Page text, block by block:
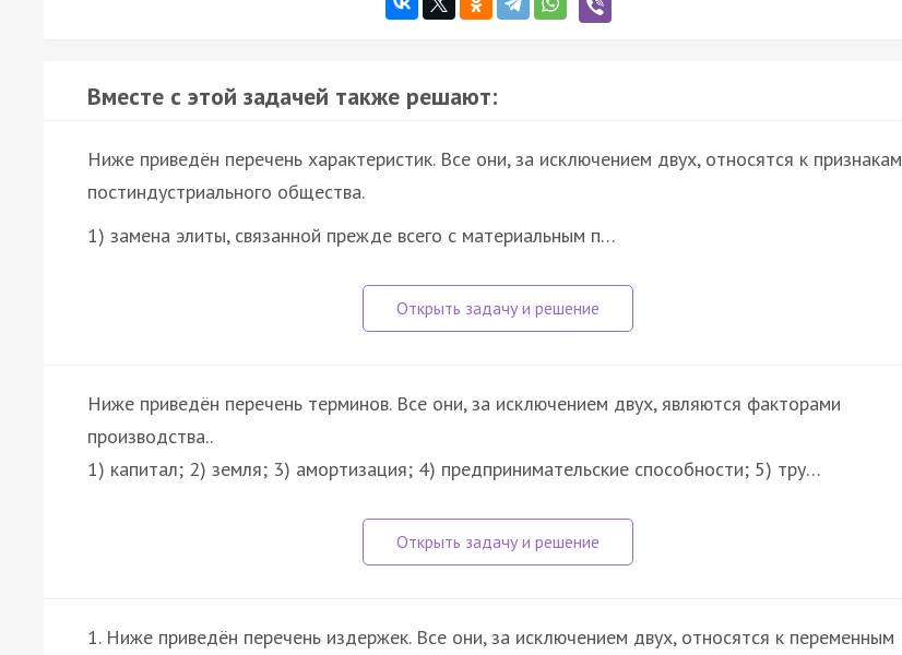
Вместе с этой задачей также решают:
Ниже приведён перечень характеристик. Все они, за исключением двух, относятся к признакам
постиндустриального общества.
1) замена элиты, связанной прежде всего с материальным п…
Ниже приведён перечень терминов. Все они, за исключением двух, являются факторами
производства..
1) капитал; 2) земля; 3) амортизация; 4) предпринимательские способности; 5) тру…
1. Ниже приведён перечень издержек. Все они, за исключением двух, относятся к переменным